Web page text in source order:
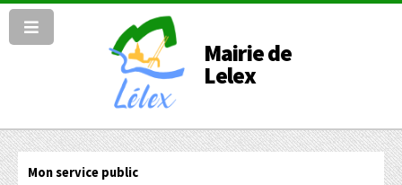
Mairie de
Lelex
Mon service public